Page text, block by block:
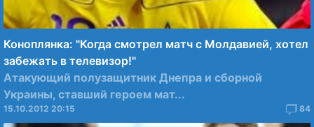
Коноплянка: "Когда смотрел матч с Молдавией, хотел
забежать в телевизор!"
Атакующий полузащитник Днепра и сборной
Украины, ставший героем мат...
15.10.2012 20:15 84